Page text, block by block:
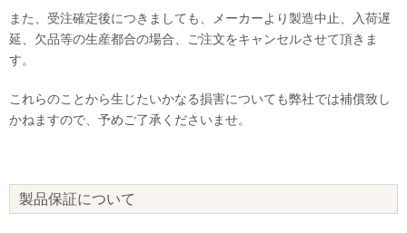
また、受注確定後につきましても、メーカーより製造中止、入荷遅
延、欠品等の生産都合の場合、ご注文をキャンセルさせて頂きま
す。
これらのことから生じたいかなる損害についても弊社では補償致し
かねますので、予めご了承くださいませ。
製品保証について